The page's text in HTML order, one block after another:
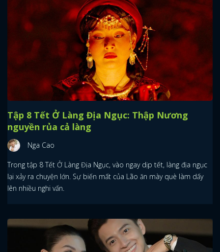
Tập 8 Tết Ở Làng Địa Ngục: Thập Nương
nguyền rủa cả làng
Nga Cao
Trong tập 8 Tết Ở Làng Địa Ngục, vào ngay dịp tết, làng địa ngục
lại xảy ra chuyện lớn. Sự biến mất của Lão ăn mày què làm dấy
lên nhiều nghi vấn.